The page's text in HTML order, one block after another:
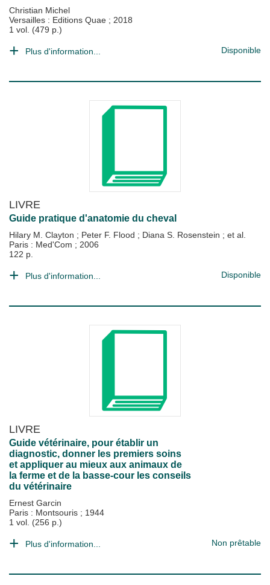
Christian Michel
Versailles : Editions Quae ; 2018
1 vol. (479 p.)
Plus d'information... Disponible
LIVRE
Guide pratique d'anatomie du cheval
Hilary M. Clayton ; Peter F. Flood ; Diana S. Rosenstein ; et al.
Paris : Med'Com ; 2006
122 p.
Plus d'information... Disponible
LIVRE
Guide vétérinaire, pour établir un
diagnostic, donner les premiers soins
et appliquer au mieux aux animaux de
la ferme et de la basse-cour les conseils
du vétérinaire
Ernest Garcin
Paris : Montsouris ; 1944
1 vol. (256 p.)
Plus d'information... Non prêtable